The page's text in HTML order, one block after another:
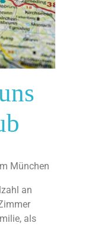
München
an
als